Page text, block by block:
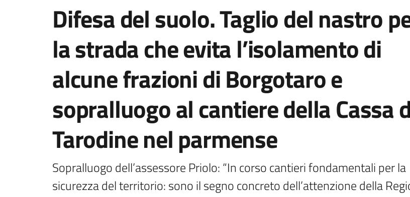
Difesa del suolo. Taglio del nastro
la strada che evita l’isolamento di
alcune frazioni di Borgotaro e
sopralluogo al cantiere della Cassa
Tarodine nel parmense
Sopralluogo dell’assessore Priolo: “In corso cantieri fondamentali per la
sicurezza del territorio: sono il segno concreto dell’attenzione della